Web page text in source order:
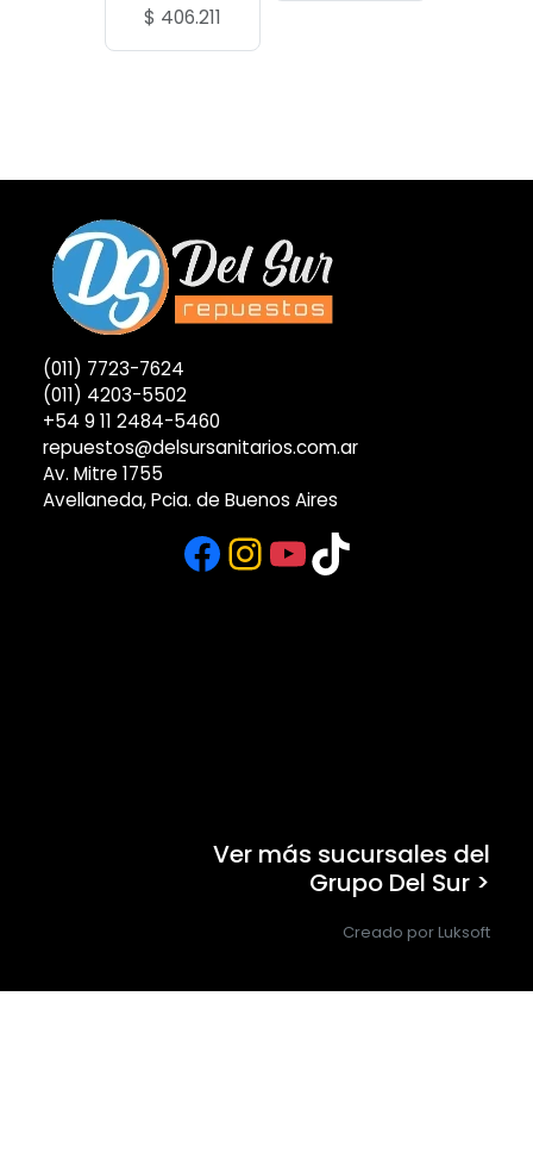
$ 406.211
(011) 7723-7624
(011) 4203-5502
+54 9 11 2484-5460
repuestos@delsursanitarios.com.ar
Av. Mitre 1755
Avellaneda, Pcia. de Buenos Aires
Facebook
Instagram
YouTube
TikTok
Ver más sucursales del
Grupo Del Sur >
Creado por Luksoft